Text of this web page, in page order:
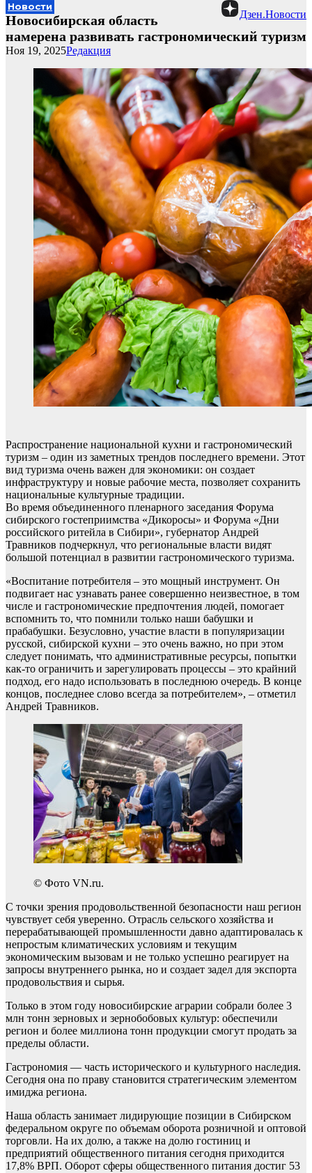
Дзен.Новости
Новости
Новосибирская область
намерена развивать гастрономический туризм
Редакция
Ноя 19, 2025
Распространение национальной кухни и гастрономический
туризм – один из заметных трендов последнего времени. Этот
вид туризма очень важен для экономики: он создает
инфраструктуру и новые рабочие места, позволяет сохранить
национальные культурные традиции.
Во время объединенного пленарного заседания Форума
сибирского гостеприимства «Дикоросы» и Форума «Дни
российского ритейла в Сибири», губернатор Андрей
Травников подчеркнул, что региональные власти видят
большой потенциал в развитии гастрономического туризма.
«Воспитание потребителя – это мощный инструмент. Он
подвигает нас узнавать ранее совершенно неизвестное, в том
числе и гастрономические предпочтения людей, помогает
вспомнить то, что помнили только наши бабушки и
прабабушки. Безусловно, участие власти в популяризации
русской, сибирской кухни – это очень важно, но при этом
следует понимать, что административные ресурсы, попытки
как-то ограничить и зарегулировать процессы – это крайний
подход, его надо использовать в последнюю очередь. В конце
концов, последнее слово всегда за потребителем», – отметил
Андрей Травников.
© Фото VN.ru.
С точки зрения продовольственной безопасности наш регион
чувствует себя уверенно. Отрасль сельского хозяйства и
перерабатывающей промышленности давно адаптировалась к
непростым климатических условиям и текущим
экономическим вызовам и не только успешно реагирует на
запросы внутреннего рынка, но и создает задел для экспорта
продовольствия и сырья.
Только в этом году новосибирские аграрии собрали более 3
млн тонн зерновых и зернобобовых культур: обеспечили
регион и более миллиона тонн продукции смогут продать за
пределы области.
Гастрономия — часть исторического и культурного наследия.
Сегодня она по праву становится стратегическим элементом
имиджа региона.
Наша область занимает лидирующие позиции в Сибирском
федеральном округе по объемам оборота розничной и оптовой
торговли. На их долю, а также на долю гостиниц и
предприятий общественного питания сегодня приходится
17,8% ВРП. Оборот сферы общественного питания достиг 53